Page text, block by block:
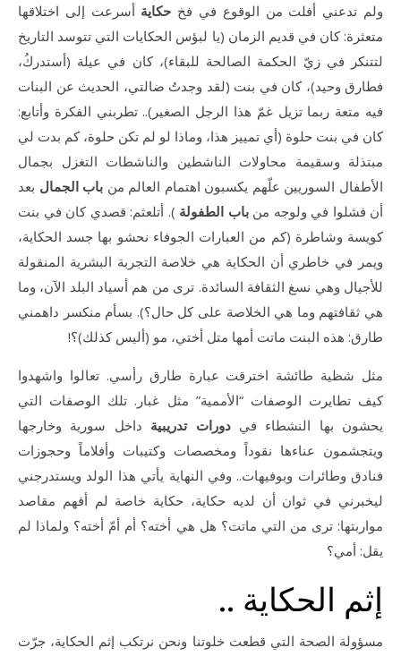
ولم تدعني أفلت من الوقوع في فخ حكاية أسرعت إلى اختلاقها
متعثرة: كان في قديم الزمان (يا لبؤس الحكايات التي تتوسد التاريخ
لتتنكر في زيّ الحكمة الصالحة للبقاء)، كان في عيلة (أستدركُ،
فطارق وحيد)، كان في بنت (لقد وجدتُ ضالتي، الحديث عن البنات
فيه متعة ربما تزيل غمّ هذا الرجل الصغير).. تطربني الفكرة وأتابع:
كان في بنت حلوة (أي تمييز هذا، وماذا لو لم تكن حلوة، كم بدت لي
مبتذلة وسقيمة محاولات الناشطين والناشطات التغزل بجمال
الأطفال السوريين علّهم يكسبون اهتمام العالم من باب الجمال بعد
أن فشلوا في ولوجه منباب الطفولة ). أتلعثم: قصدي كان في بنت
كويسة وشاطرة (كم من العبارات الجوفاء نحشو بها جسد الحكاية،
ويمر في خاطري أن الحكاية هي خلاصة التجربة البشرية المنقولة
للأجيال وهي نسغ الثقافة السائدة. ترى من هم أسياد البلد الآن، وما
هي ثقافتهم وما هي الخلاصة على كل حال؟). بسأم منكسر داهمني
طارق: هذه البنت ماتت أمها متل أختي، مو (أليس كذلك)؟!
مثل شظية طائشة اخترقت عبارة طارق رأسي. تعالوا واشهدوا
كيف تطايرت الوصفات “الأممية” مثل غبار. تلك الوصفات التي
يحشون بها النشطاء فيدورات تدريبية داخل سورية وخارجها
ويتجشمون عناءها نقوداً ومخصصات وكتيبات وأفلاماً وحجوزات
فنادق وطائرات وبوفيهات.. وفي النهاية يأتي هذا الولد ويستدرجني
ليخبرني في ثوان أن لديه حكاية، حكاية خاصة لم أفهم مقاصد
مواربتها: ترى من التي ماتت؟ هل هي أخته؟ أم أمّ أخته؟ ولماذا لم
يقل: أمي؟
إثم الحكاية ..
مسؤولة الصحة التي قطعت خلوتنا ونحن نرتكب إثم الحكاية، جرّت